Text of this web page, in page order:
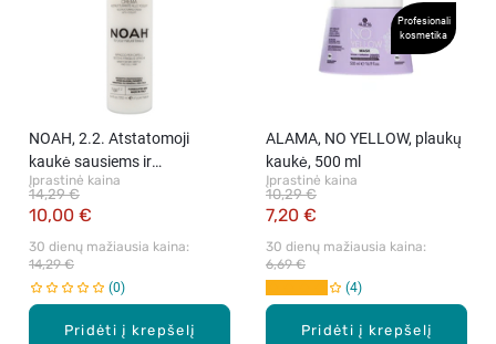
Pridėti į krepšelį
NOAH, 2.2. Atstatomoji
kaukė sausiems ir
pažeistiems plaukams, 250
ml
Įprastinė kaina
10,00 €
14,29 €
30 dienų mažiausia kaina:
14,29 €
0
Profesionali
kosmetika
Pridėti į krepšelį
ALAMA, NO YELLOW, plaukų
kaukė, 500 ml
Įprastinė kaina
7,20 €
10,29 €
30 dienų mažiausia kaina:
6,69 €
4